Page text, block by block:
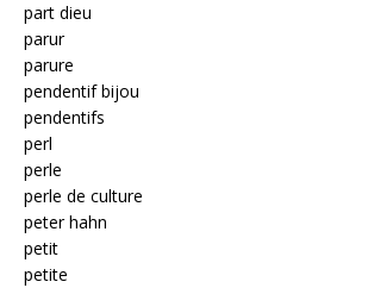
part dieu
parur
parure
pendentif bijou
pendentifs
perl
perle
perle de culture
peter hahn
petit
petite